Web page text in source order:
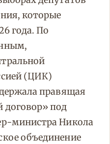
которые
года. По
(ЦИК)
правящая
договор» под
министра Никола
объединение